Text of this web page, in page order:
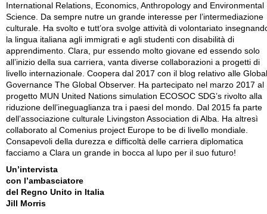
International Relations, Economics, Anthropology and Environmental
Science. Da sempre nutre un grande interesse per l’intermediazione
culturale. Ha svolto e tutt’ora svolge attività di volontariato
la lingua italiana agli immigrati e agli studenti con disabilità di
apprendimento. Clara, pur essendo molto giovane ed essendo solo
all’inizio della sua carriera, vanta diverse collaborazioni a progetti di
livello internazionale. Coopera dal 2017 con il blog relativo alle Global
Governance The Global Observer. Ha partecipato nel marzo 2017 al
progetto MUN United Nations simulation ECOSOC SDG’s rivolto alla
riduzione dell’ineguaglianza tra i paesi del mondo. Dal 2015 fa parte
dell’associazione culturale Livingston Association di Alba. Ha altresì
collaborato al Comenius project Europe to be di livello mondiale.
Consapevoli della durezza e difficoltà delle carriera diplomatica
facciamo a Clara un grande in bocca al lupo per il suo futuro!
Un’intervista
con l’ambasciatore
del Regno Unito in Italia
Jill Morris